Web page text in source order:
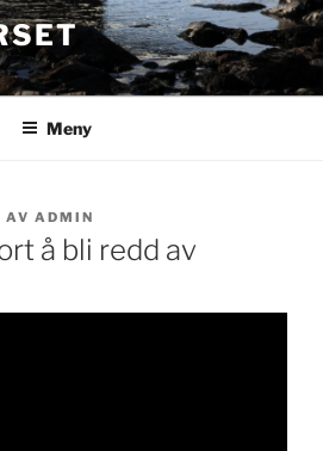
Meny
AV ADMIN
å bli redd av